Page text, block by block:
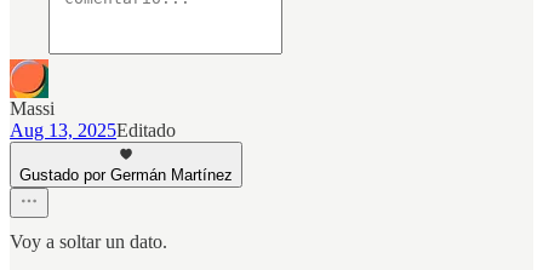
Massi
Aug 13, 2025Editado
Gustado por Germán Martínez
Voy a soltar un dato.